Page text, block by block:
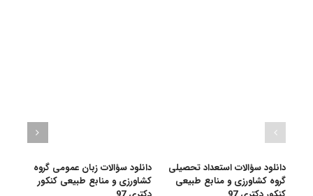
دانلود سؤالات استعداد تحصیلی
گروه کشاورزی و منابع طبیعی
دانلود سؤالات زبان عمومی گروه
کشاورزی و منابع طبیعی کنکور